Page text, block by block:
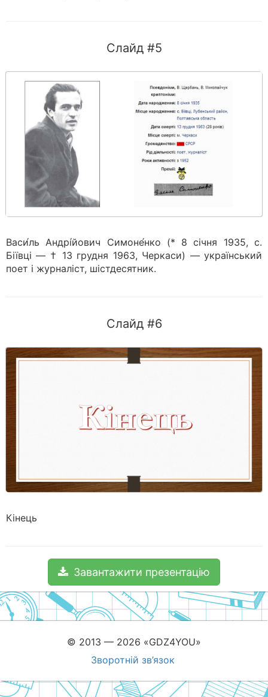
Слайд #5
Васи́ль Андрі́йович Симоне́нко (* 8 січня 1935, с.
Біївці — † 13 грудня 1963, Черкаси) — український
поет і журналіст, шістдесятник.
Слайд #6
Кінець
Завантажити презентацію
© 2013 — 2026 «GDZ4YOU»
Зворотній зв’язок